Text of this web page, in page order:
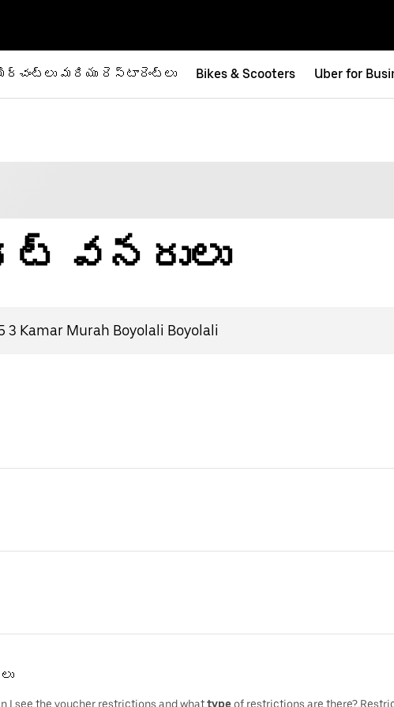
మరియు రెస్టారెంట్‌లు Bikes & Scooters Uber for
వనరులు
I see the voucher restrictions and whattypeof restrictions are